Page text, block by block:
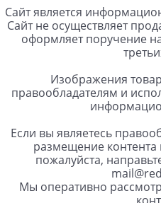
Сайт является
Сайт не осуществляет
оформляет поручение
Изображения
правообладателям и
Если вы являетесь
размещение
пожалуйста,
Мы оперативно